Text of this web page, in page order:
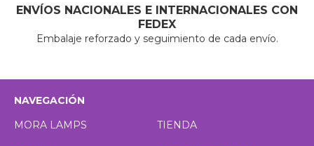
ENVÍOS NACIONALES E INTERNACIONALES CON
FEDEX
Embalaje reforzado y seguimiento de cada envío.
NAVEGACIÓN
MORA LAMPS
TIENDA